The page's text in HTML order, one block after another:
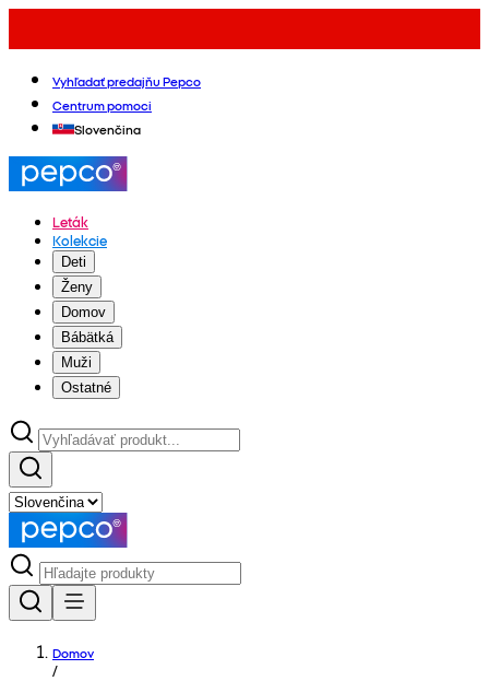
Vyhľadať predajňu Pepco
Centrum pomoci
Slovenčina
Leták
Kolekcie
Deti
Ženy
Domov
Bábätká
Muži
Ostatné
Domov
/